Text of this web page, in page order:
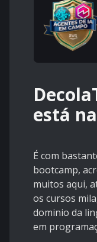
está
É com
bootcamp,
muitos aqui,
os cursos
dominio da
em